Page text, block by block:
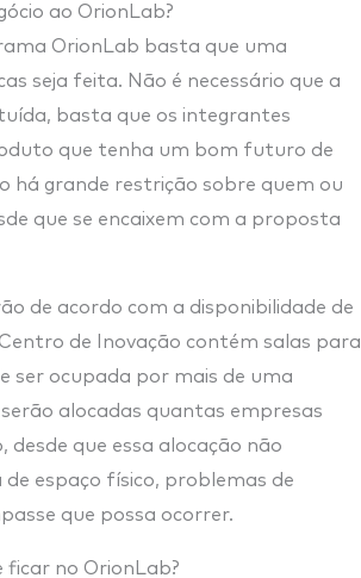
ao OrionLab?
OrionLab basta que uma
seja feita. Não é necessário que a
basta que os integrantes
que tenha um bom futuro de
há grande restrição sobre quem ou
que se encaixem com a proposta
de acordo com a disponibilidade de
de Inovação contém salas para
ser ocupada por mais de uma
alocadas quantas empresas
que essa alocação não
espaço físico, problemas de
que possa ocorrer.
no OrionLab?